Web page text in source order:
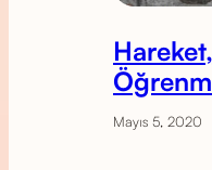
Mayıs 5, 2020